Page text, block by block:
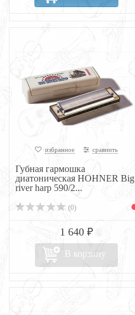
избранное сравнить
Губная гармошка
диатоническая HOHNER Big
river harp 590/2...
(0)
1 640 ₽
В корзину